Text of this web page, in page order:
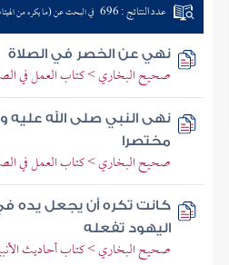
عدد النتائج : 696 في البحث عن (ما يكره من
نهي عن الخصر في الصلاة
صحيح البخاري > كتاب العمل في
نهى النبي صلى الله
مختصرا
صحيح البخاري > كتاب العمل في
كانت تكره أن يجعل يده
اليهود تفعله
صحيح البخاري > كتاب أحاديث